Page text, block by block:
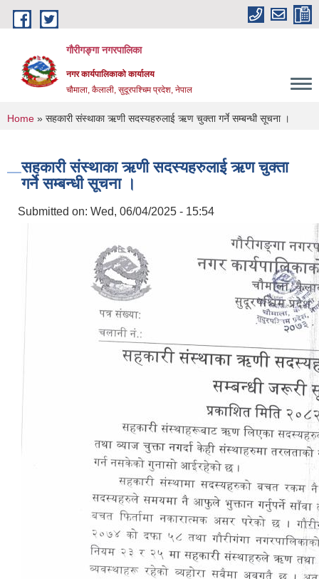
Skip to main content
गौरीगङ्गा नगरपालिका
नगर कार्यपालिकाको कार्यालय
चौमाला, कैलाली, सुदूरपश्चिम प्रदेश, नेपाल
You are here
Home » सहकारी संस्थाका ऋणी सदस्यहरुलाई ऋण चुक्ता गर्ने सम्बन्धी सूचना ।
सहकारी संस्थाका ऋणी सदस्यहरुलाई ऋण चुक्ता
गर्ने सम्बन्धी सूचना ।
Submitted on: Wed, 06/04/2025 - 15:54